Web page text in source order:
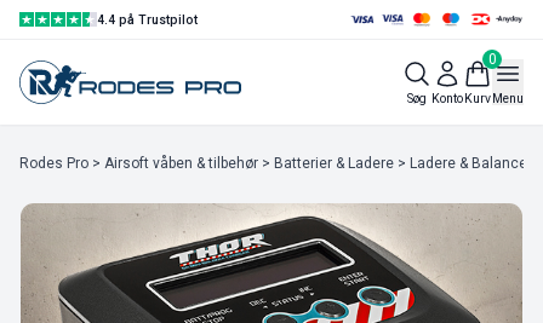
4.4 på Trustpilot
Søg Konto
0
KurvMenu
Rodes Pro > Airsoft våben & tilbehør > Batterier & Ladere > Ladere & Balancers